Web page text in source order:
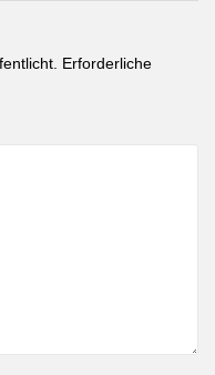
Erforderliche